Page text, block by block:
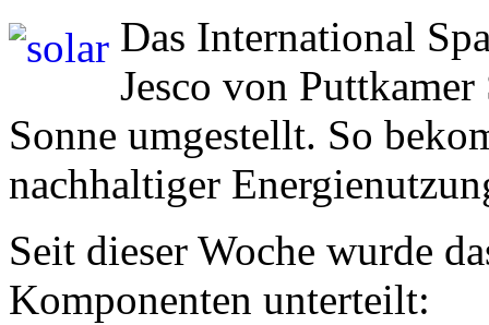
Das International
Jesco von
Sonne umgestellt. So
nachhaltiger
Seit dieser Woche wurde
Komponenten unterteilt: